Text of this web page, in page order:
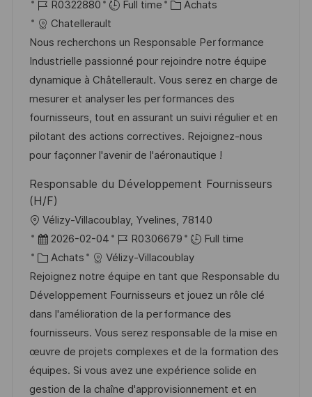
o
c
a
l
i
s
a
t
i
n
a
e
d
’
a
f
f
i
h
R
é
f
é
r
e
n
c
e
u
s
e
R0322880 Full time
C
t
é
g
o
r
i
e
Achats
Chatellerault
Nous recherchons un Responsable Performance
Industrielle passionné pour rejoindre notre équipe
dynamique à Châtellerault. Vous serez en charge de
mesurer et analyser les performances des
fournisseurs, tout en assurant un suivi régulier et en
pilotant des actions correctives. Rejoignez-nous
pour façonner l'avenir de l'aéronautique !
Responsable du Développement Fournisseurs
(H/F)
o
c
a
l
i
s
a
t
i
Vélizy-Villacoublay, Yvelines, 78140
D
a
t
e
d
’
a
f
f
2026-02-04
R
é
f
é
r
e
n
c
e
R0306679
Full time
C
a
t
é
g
o
r
i
Achats
Vélizy-Villacoublay
Rejoignez notre équipe en tant que Responsable du
Développement Fournisseurs et jouez un rôle clé
dans l'amélioration de la performance des
fournisseurs. Vous serez responsable de la mise en
œuvre de projets complexes et de la formation des
équipes. Si vous avez une expérience solide en
gestion de la chaîne d'approvisionnement et en